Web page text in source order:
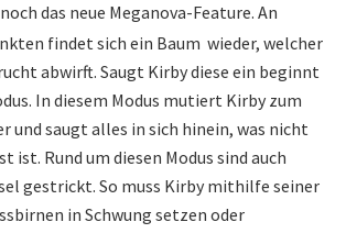
das neue Meganova-Feature. An
findet sich ein Baum wieder, welcher
abwirft. Saugt Kirby diese ein beginnt
In diesem Modus mutiert Kirby zum
und saugt alles in sich hinein, was nicht
ist. Rund um diesen Modus sind auch
gestrickt. So muss Kirby mithilfe seiner
in Schwung setzen oder